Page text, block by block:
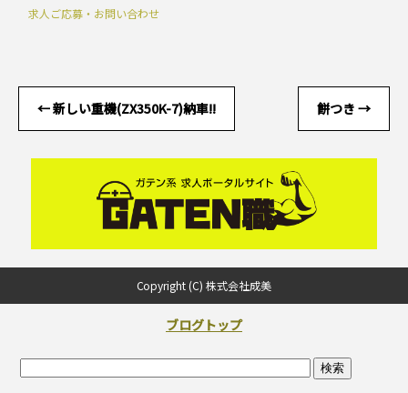
求人ご応募・お問い合わせ
←新しい重機(ZX350K-7)納車!! 餅つき →
Copyright (C) 株式会社成美
ブログトップ